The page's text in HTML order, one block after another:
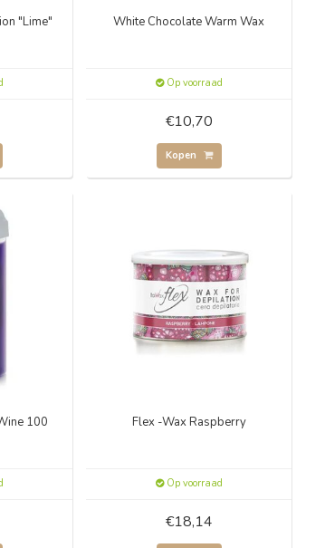
"Lime" White Chocolate Warm Wax
Op voorraad
€10,70
Kopen
100
Flex -Wax Raspberry
Op voorraad
€18,14